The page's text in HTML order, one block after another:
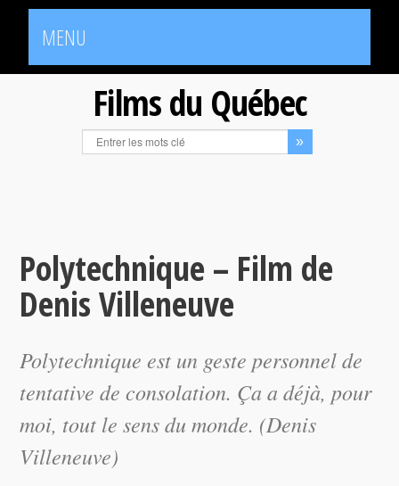
MENU
Films du Québec
Polytechnique – Film de
Denis Villeneuve
Polytechnique est un geste personnel de
tentative de consolation. Ça a déjà, pour
moi, tout le sens du monde. (Denis
Villeneuve)